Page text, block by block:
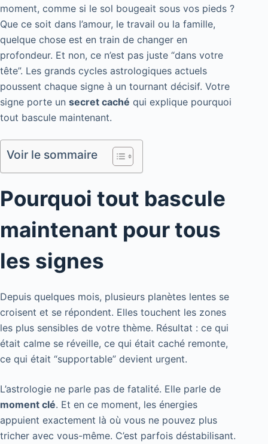
moment, comme si le sol bougeait sous vos pieds ?
Que ce soit dans l’amour, le travail ou la famille,
quelque chose est en train de changer en
profondeur. Et non, ce n’est pas juste “dans votre
tête”. Les grands cycles astrologiques actuels
poussent chaque signe à un tournant décisif. Votre
signe porte un secret caché qui explique pourquoi
tout bascule maintenant.
Voir le sommaire
Pourquoi tout bascule
maintenant pour tous
les signes
Depuis quelques mois, plusieurs planètes lentes se
croisent et se répondent. Elles touchent les zones
les plus sensibles de votre thème. Résultat : ce qui
était calme se réveille, ce qui était caché remonte,
ce qui était “supportable” devient urgent.
L’astrologie ne parle pas de fatalité. Elle parle de
moment clé. Et en ce moment, les énergies
appuient exactement là où vous ne pouvez plus
tricher avec vous-même. C’est parfois déstabilisant.